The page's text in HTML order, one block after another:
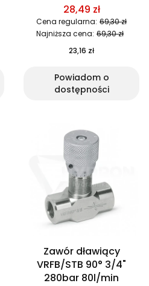
28,49 zł
Cena regularna: 69,30 zł
Najniższa cena: 69,30 zł
23,16 zł
Powiadom o
dostępności
Zawór dławiący
VRFB/STB 90° 3/4"
280bar 80l/min